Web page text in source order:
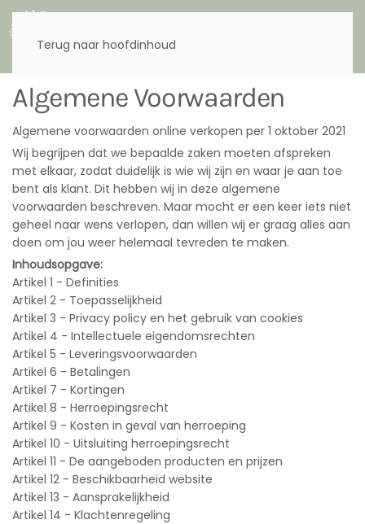
Terug naar hoofdinhoud
Algemene Voorwaarden
Algemene voorwaarden online verkopen per 1 oktober 2021
Wij begrijpen dat we bepaalde zaken moeten afspreken
met elkaar, zodat duidelijk is wie wij zijn en waar je aan toe
bent als klant. Dit hebben wij in deze algemene
voorwaarden beschreven. Maar mocht er een keer iets niet
geheel naar wens verlopen, dan willen wij er graag alles aan
doen om jou weer helemaal tevreden te maken.
Inhoudsopgave:
Artikel 1 - Definities
Artikel 2 - Toepasselijkheid
Artikel 3 - Privacy policy en het gebruik van cookies
Artikel 4 - Intellectuele eigendomsrechten
Artikel 5 - Leveringsvoorwaarden
Artikel 6 - Betalingen
Artikel 7 - Kortingen
Artikel 8 - Herroepingsrecht
Artikel 9 - Kosten in geval van herroeping
Artikel 10 - Uitsluiting herroepingsrecht
Artikel 11 - De aangeboden producten en prijzen
Artikel 12 - Beschikbaarheid website
Artikel 13 - Aansprakelijkheid
Artikel 14 - Klachtenregeling